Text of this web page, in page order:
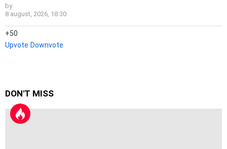
by
8 august, 2026, 18:30
50
Upvote Downvote
DON'T MISS